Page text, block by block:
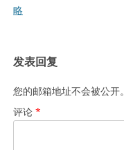
章
略
发表回复
您的邮箱地址不会被公开。
评论 *